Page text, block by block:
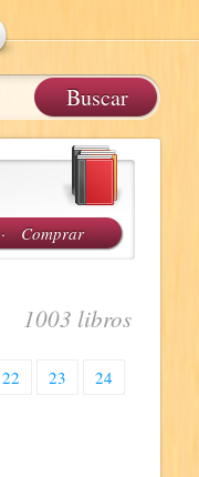
· Comprar
1003 libros
22 23
24